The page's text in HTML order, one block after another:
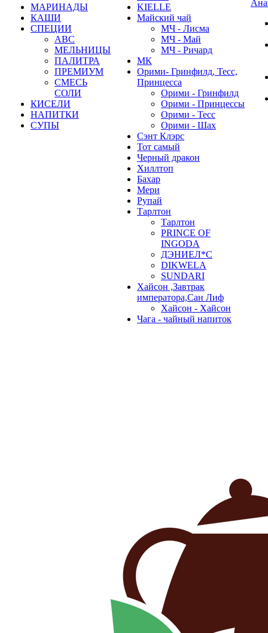
МАРИНАДЫ
КАШИ
СПЕЦИИ
АВС
МЕЛЬНИЦЫ
ПАЛИТРА
ПРЕМИУМ
СМЕСЬ
СОЛИ
КИСЕЛИ
НАПИТКИ
СУПЫ
KIELLE
Майский чай
МЧ - Лисма
МЧ - Май
МЧ - Ричард
МК
Орими- Гринфилд, Тесс,
Принцесса
Орими - Гринфилд
Орими - Принцессы
Орими - Тесс
Орими - Шах
Сэнт Клэрс
Тот самый
Черный дракон
Хиллтоп
Бахар
Мери
Рупай
Тарлтон
Тарлтон
PRINCE OF
INGODA
ДЭНИЕЛ*С
DIKWELA
SUNDARI
Хайсон ,Завтрак
императора,Сан Лиф
Хайсон - Хайсон
Чага - чайный напиток